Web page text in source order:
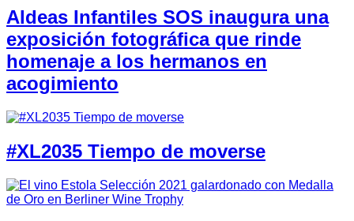
Aldeas Infantiles SOS inaugura una
exposición fotográfica que rinde
homenaje a los hermanos en
acogimiento
#XL2035 Tiempo de moverse